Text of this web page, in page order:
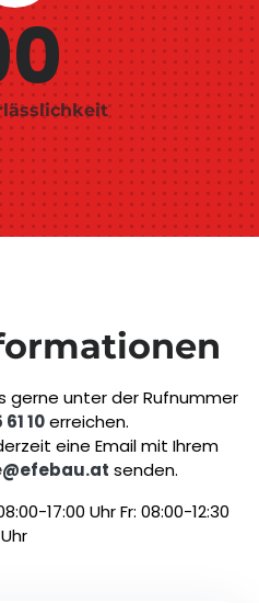
gerne unter der Rufnummer
10erreichen.
eine Email mit Ihrem
senden.
17:00 Uhr Fr: 08:00-12:30
Uhr